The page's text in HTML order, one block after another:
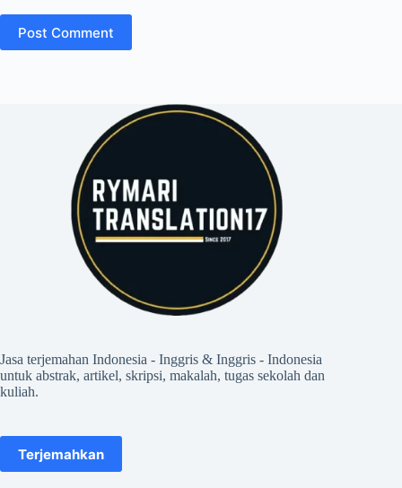
Post Comment
Jasa terjemahan Indonesia - Inggris & Inggris - Indonesia
untuk abstrak, artikel, skripsi, makalah, tugas sekolah dan
kuliah.
Terjemahkan